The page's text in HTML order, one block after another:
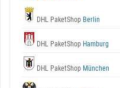
DHL PaketShop Berlin
DHL PaketShop Hamburg
DHL PaketShop München